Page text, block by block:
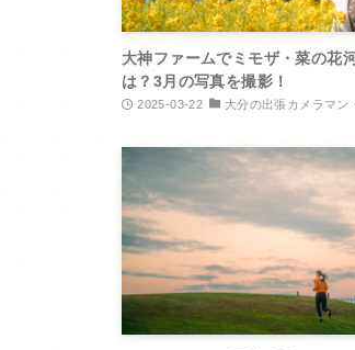
大神ファームでミモザ・菜の花
は？3月の写真を撮影！
2025-03-22 大分の出張カメラマン